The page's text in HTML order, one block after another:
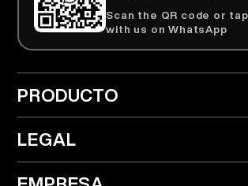
Scan the QR code or
with us on WhatsApp
PRODUCTO
> AIRTEK Desechable
> AIRTEK Dispositivo
LEGAL
> Política de privacidad